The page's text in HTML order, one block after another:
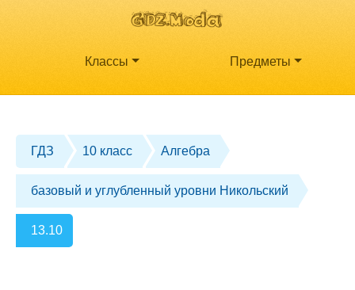
Классы Предметы
ГДЗ 10 класс Алгебра
базовый и углубленный уровни Никольский
13.10